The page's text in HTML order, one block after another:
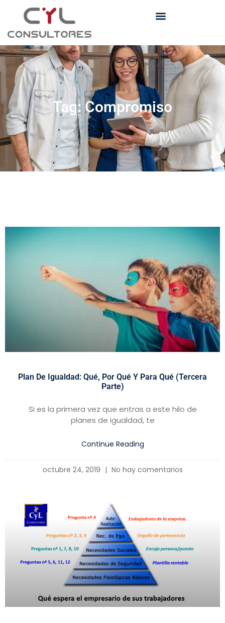
Tag: Compromiso
Plan De Igualdad: Qué, Por Qué Y Para Qué (tercera
Parte)
Si es la primera vez que entras a este hilo de
planes de igualdad, te
Continue Reading
octubre 24, 2019 No hay comentarios